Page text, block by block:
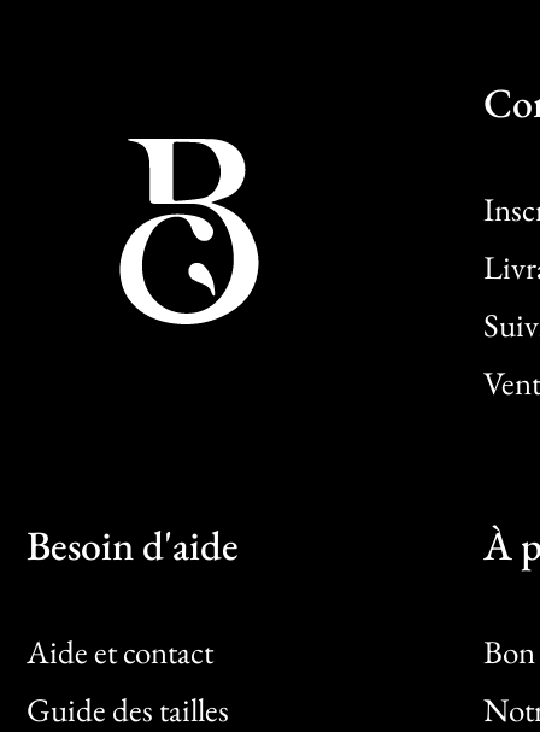
Besoin d'aide
Aide et contact
Guide des tailles
À